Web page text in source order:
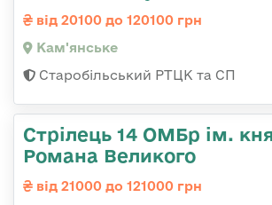
від 20100 до 120100 грн
Кам'янське
Старобільський РТЦК та СП
Стрілець 14 ОМБр ім.
Романа Великого
від 21000 до 121000 грн